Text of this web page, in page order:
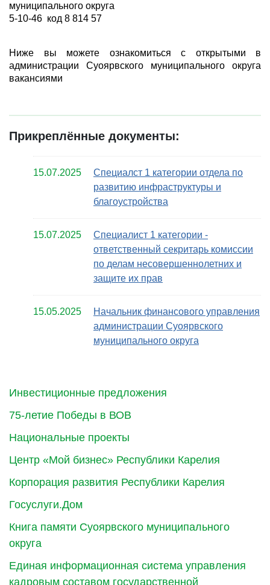
Инвестиционные предложения
75-летие Победы в ВОВ
Национальные проекты
Центр «Мой бизнес» Республики Карелия
Корпорация развития Республики Карелия
Госуслуги.Дом
Книга памяти Суоярвского муниципального
округа
Единая информационная система управления
кадровым составом государственной
муниципального округа
5-10-46 код 8 814 57
Ниже вы можете ознакомиться с открытыми в
администрации Суоярвского муниципального округа
вакансиями
Прикреплённые документы:
15.07.2025
Специалст 1 категории отдела по
развитию инфраструктуры и
благоустройства
15.07.2025
Специалист 1 категории -
ответственный секритарь комиссии
по делам несовершеннолетних и
защите их прав
15.05.2025
Начальник финансового управления
администрации Суоярвского
муниципального округа